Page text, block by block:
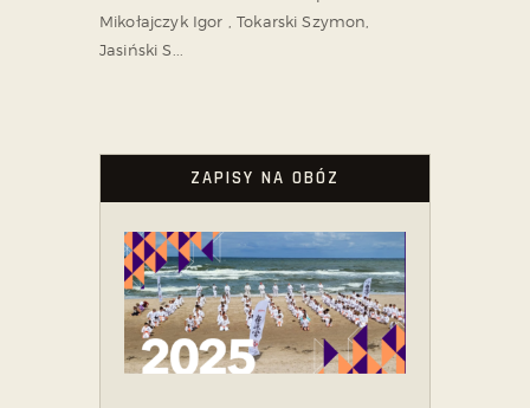
Mikołajczyk Igor , Tokarski Szymon,
Jasiński S...
ZAPISY NA OBÓZ